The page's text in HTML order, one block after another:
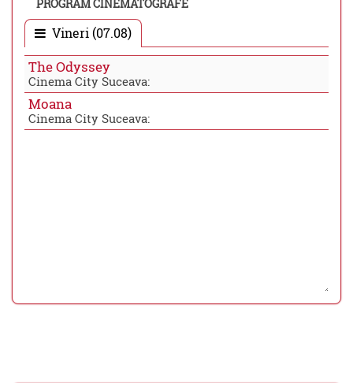
PROGRAM CINEMATOGRAFE
Vineri (07.08)
The Odyssey
Cinema City Suceava:
Moana
Cinema City Suceava: